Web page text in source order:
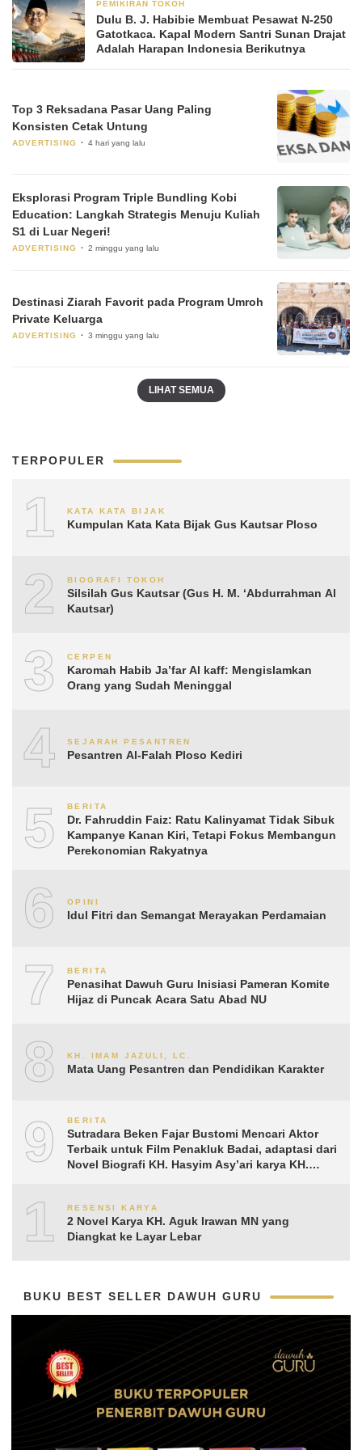
PEMIKIRAN TOKOH
Dulu B. J. Habibie Membuat Pesawat N-250
Gatotkaca. Kapal Modern Santri Sunan Drajat
Adalah Harapan Indonesia Berikutnya
Top 3 Reksadana Pasar Uang Paling
Konsisten Cetak Untung
ADVERTISING 4 hari yang lalu
Eksplorasi Program Triple Bundling Kobi
Education: Langkah Strategis Menuju Kuliah
S1 di Luar Negeri!
ADVERTISING 2 minggu yang lalu
Destinasi Ziarah Favorit pada Program Umroh
Private Keluarga
ADVERTISING 3 minggu yang lalu
LIHAT SEMUA
TERPOPULER
1 KATA KATA BIJAK
Kumpulan Kata Kata Bijak Gus Kautsar Ploso
2 BIOGRAFI TOKOH
Silsilah Gus Kautsar (Gus H. M. ‘Abdurrahman Al
Kautsar)
3 CERPEN
Karomah Habib Ja’far Al kaff: Mengislamkan
Orang yang Sudah Meninggal
4 SEJARAH PESANTREN
Pesantren Al-Falah Ploso Kediri
5 BERITA
Dr. Fahruddin Faiz: Ratu Kalinyamat Tidak Sibuk
Kampanye Kanan Kiri, Tetapi Fokus Membangun
Perekonomian Rakyatnya
6 OPINI
Idul Fitri dan Semangat Merayakan Perdamaian
7 BERITA
Penasihat Dawuh Guru Inisiasi Pameran Komite
Hijaz di Puncak Acara Satu Abad NU
8 KH. IMAM JAZULI, LC.
Mata Uang Pesantren dan Pendidikan Karakter
9 BERITA
Sutradara Beken Fajar Bustomi Mencari Aktor
Terbaik untuk Film Penakluk Badai, adaptasi dari
Novel Biografi KH. Hasyim Asy’ari karya KH.
10RESENSI KARYA
2 Novel Karya KH. Aguk Irawan MN yang
Diangkat ke Layar Lebar
BUKU BEST SELLER DAWUH GURU